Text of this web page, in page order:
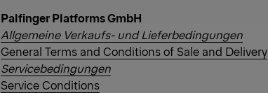
Palfinger Platforms GmbH
Allgemeine Verkaufs- und Lieferbedingungen
General Terms and Conditions of Sale and Delivery
Servicebedingungen
Service Conditions